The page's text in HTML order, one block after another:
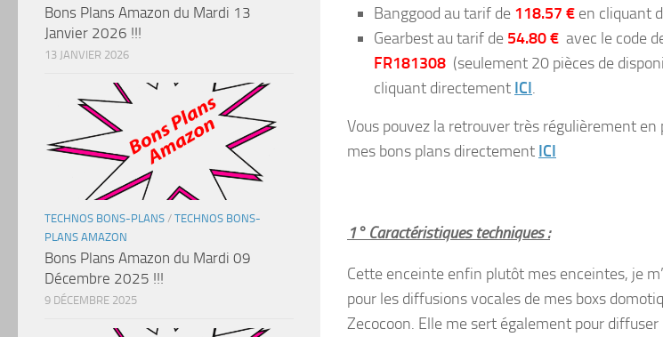
Banggood au tarif de 118.57 € en cliquant
Gearbest au tarif de 54.80 € avec le code
FR181308 (seulement 20 pièces de
cliquant directement ICI.
Vous pouvez la retrouver très régulièrement en
mes bons plans directement ICI
1° Caractéristiques techniques :
Cette enceinte enfin plutôt mes enceintes, je
pour les diffusions vocales de mes boxs
Zecocoon. Elle me sert également pour
Bons Plans Amazon du Mardi 13
Janvier 2026 !!!
13 JANVIER 2026
TECHNOS BONS-PLANS / TECHNOS BONS-
PLANS AMAZON
Bons Plans Amazon du Mardi 09
Décembre 2025 !!!
9 DÉCEMBRE 2025